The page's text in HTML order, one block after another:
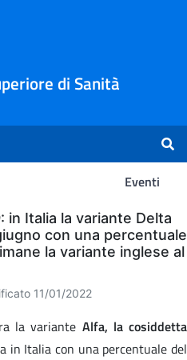
di Sanità
Eventi
in Italia la variante Delta
con una percentuale
la variante inglese al
11/01/2022
la variante Alfa, la cosiddetta
in Italia con una percentuale del